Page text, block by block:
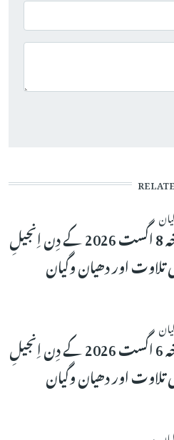
آج مورخہ 8 اگست 2026 کے دِن اِنجیلِ
اور دھیان وگیان
آج مورخہ 6 اگست 2026 کے دِن اِنجیلِ
اور دھیان وگیان